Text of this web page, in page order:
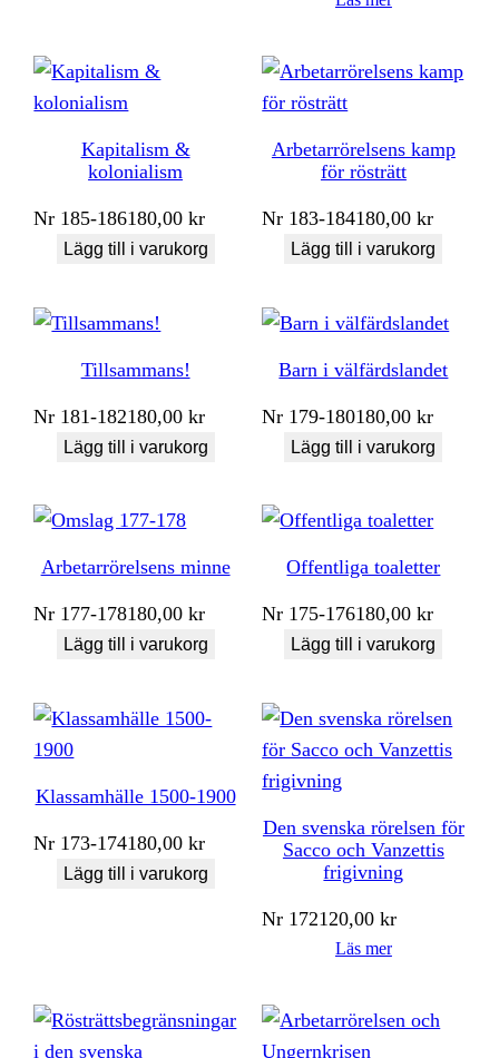
Kapitalism &
kolonialism
Nr 185-186180,00kr
Lägg till i varukorg
Arbetarrörelsens kamp
för rösträtt
Nr 183-184180,00kr
Lägg till i varukorg
Tillsammans!
Nr 181-182180,00kr
Lägg till i varukorg
Barn i välfärdslandet
Nr 179-180180,00kr
Lägg till i varukorg
Arbetarrörelsens minne
Nr 177-178180,00kr
Lägg till i varukorg
Offentliga toaletter
Nr 175-176180,00kr
Lägg till i varukorg
Klassamhälle 1500-1900
Nr 173-174180,00kr
Lägg till i varukorg
Den svenska rörelsen för
Sacco och Vanzettis
frigivning
Nr 172120,00kr
Läs mer